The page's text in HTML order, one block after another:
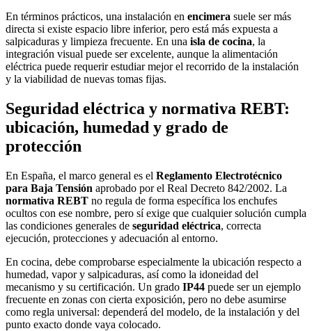
En términos prácticos, una instalación en encimera suele ser más
directa si existe espacio libre inferior, pero está más expuesta a
salpicaduras y limpieza frecuente. En una isla de cocina, la
integración visual puede ser excelente, aunque la alimentación
eléctrica puede requerir estudiar mejor el recorrido de la instalación
y la viabilidad de nuevas tomas fijas.
Seguridad eléctrica y normativa REBT:
ubicación, humedad y grado de
protección
En España, el marco general es el Reglamento Electrotécnico
para Baja Tensión aprobado por el Real Decreto 842/2002. La
normativa REBT no regula de forma específica los enchufes
ocultos con ese nombre, pero sí exige que cualquier solución cumpla
las condiciones generales de seguridad eléctrica, correcta
ejecución, protecciones y adecuación al entorno.
En cocina, debe comprobarse especialmente la ubicación respecto a
humedad, vapor y salpicaduras, así como la idoneidad del
mecanismo y su certificación. Un grado IP44 puede ser un ejemplo
frecuente en zonas con cierta exposición, pero no debe asumirse
como regla universal: dependerá del modelo, de la instalación y del
punto exacto donde vaya colocado.